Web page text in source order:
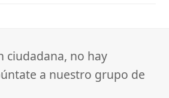
ciudadana, no hay
a nuestro grupo de